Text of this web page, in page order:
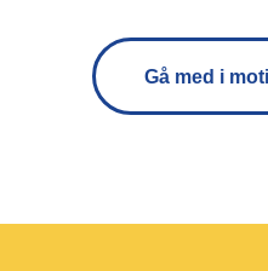
Gå med i